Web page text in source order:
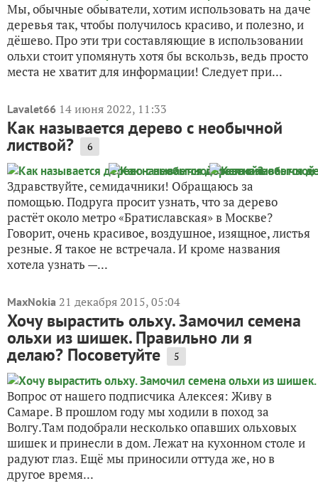
Мы, обычные обыватели, хотим использовать на даче
деревья так, чтобы получилось красиво, и полезно, и
дёшево. Про эти три составляющие в использовании
ольхи стоит упомянуть хотя бы вскользь, ведь просто
места не хватит для информации! Следует при...
Lavalet66 14 июня 2022, 11:33
Как называется дерево с необычной
листвой? 6
Здравствуйте, семидачники! Обращаюсь за
помощью. Подруга просит узнать, что за дерево
растёт около метро «Братиславская» в Москве?
Говорит, очень красивое, воздушное, изящное, листья
резные. Я такое не встречала. И кроме названия
хотела узнать —...
MaxNokia 21 декабря 2015, 05:04
Хочу вырастить ольху. Замочил семена
ольхи из шишек. Правильно ли я
делаю? Посоветуйте 5
Вопрос от нашего подписчика Алексея: Живу в
Самаре. В прошлом году мы ходили в поход за
Волгу.Там подобрали несколько опавших ольховых
шишек и принесли в дом. Лежат на кухонном столе и
радуют глаз. Ещё мы приносили оттуда же, но в
другое время...